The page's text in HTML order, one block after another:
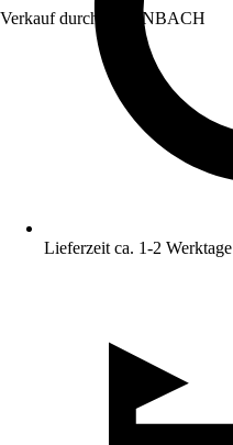
Verkauf durch: HORNBACH
Lieferzeit ca. 1-2 Werktage